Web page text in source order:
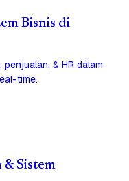
Bisnis di
& HR dalam
time.
& Sistem